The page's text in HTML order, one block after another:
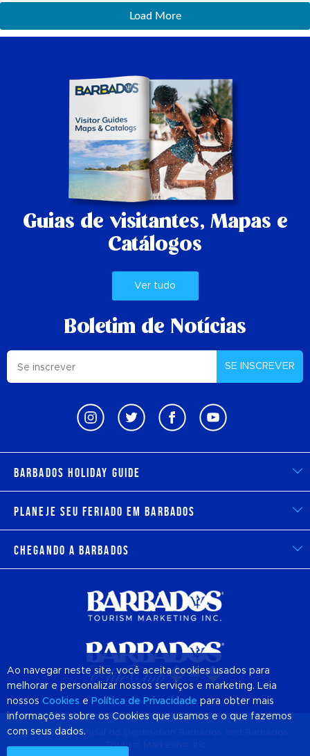
Load More
Guias de visitantes, Mapas e
Catálogos
Ver tudo
Boletim de Notícias
SE INSCREVER
Barbados Holiday Guide
Planeje seu feriado em Barbados
Chegando a Barbados
© 2026 Site Oficial do Destination
Tourism Marketing, Inc
Ao navegar neste site, você aceita cookies usados para
melhorar e personalizar nossos serviços e marketing. Leia
nossos Cookies e Política de Privacidade para obter mais
informações sobre os Cookies que usamos e o que fazemos
com seus dados.